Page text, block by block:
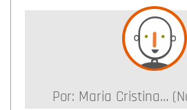
Por: Maria Cristina…